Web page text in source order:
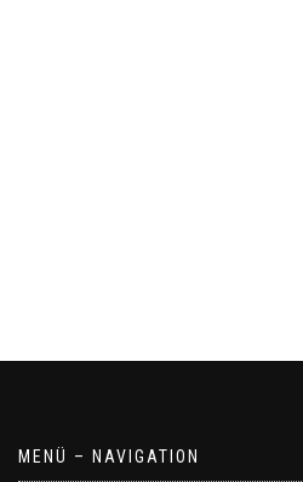
MENÜ – NAVIGATION